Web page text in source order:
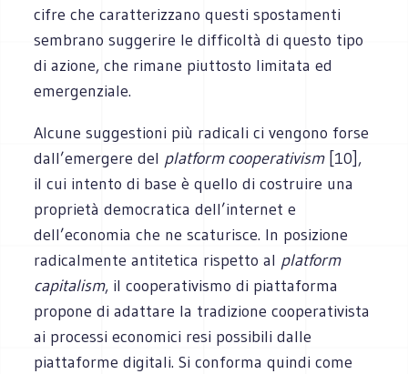
cifre che caratterizzano questi spostamenti
sembrano suggerire le difficoltà di questo tipo
di azione, che rimane piuttosto limitata ed
emergenziale.
Alcune suggestioni più radicali ci vengono forse
dall’emergere del platform cooperativism[10],
il cui intento di base è quello di costruire una
proprietà democratica dell’internet e
dell’economia che ne scaturisce. In posizione
radicalmente antitetica rispetto al platform
capitalism, il cooperativismo di piattaforma
propone di adattare la tradizione cooperativista
ai processi economici resi possibili dalle
piattaforme digitali. Si conforma quindi come